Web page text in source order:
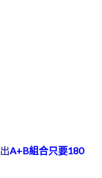
A+B組合只要180